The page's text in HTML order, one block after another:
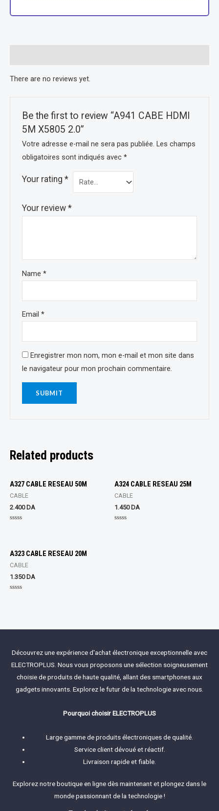
There are no reviews yet.
Be the first to review “A941 CABE HDMI
5M X5805 2.0”
Votre adresse e-mail ne sera pas publiée. Les champs
obligatoires sont indiqués avec*
Your rating*
Your review*
Name*
Email*
Enregistrer mon nom, mon e-mail et mon site dans
le navigateur pour mon prochain commentaire.
Related products
A327 CABLE RESEAU 50M
CABLE
2.400DA
5
A324 CABLE RESEAU 25M
CABLE
1.450DA
A323 CABLE RESEAU 20M
CABLE
1.350DA
Découvrez une expérience d'achat électronique exceptionnelle avec
ELECTROPLUS. Nous vous proposons une sélection soigneusement
choisie de produits de haute qualité, allant des smartphones aux
gadgets innovants. Explorez le futur de la technologie avec nous.
Pourquoi choisir ELECTROPLUS
Large gamme de produits électroniques de qualité.
Service client dévoué et réactif.
Livraison rapide et fiable.
Explorez notre boutique en ligne dès maintenant et plongez dans le
monde passionnant de la technologie !